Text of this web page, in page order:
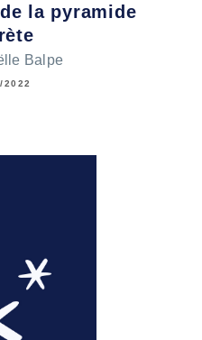
la pyramide
Balpe
2022